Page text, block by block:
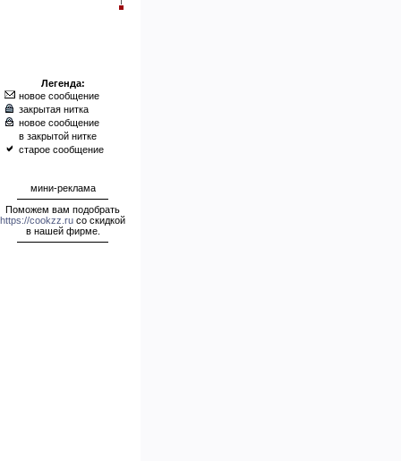
Легенда:
новое сообщение
закрытая нитка
новое сообщение
в закрытой нитке
старое сообщение
мини-реклама
Поможем вам подобрать
https://cookzz.ru со скидкой
в нашей фирме.